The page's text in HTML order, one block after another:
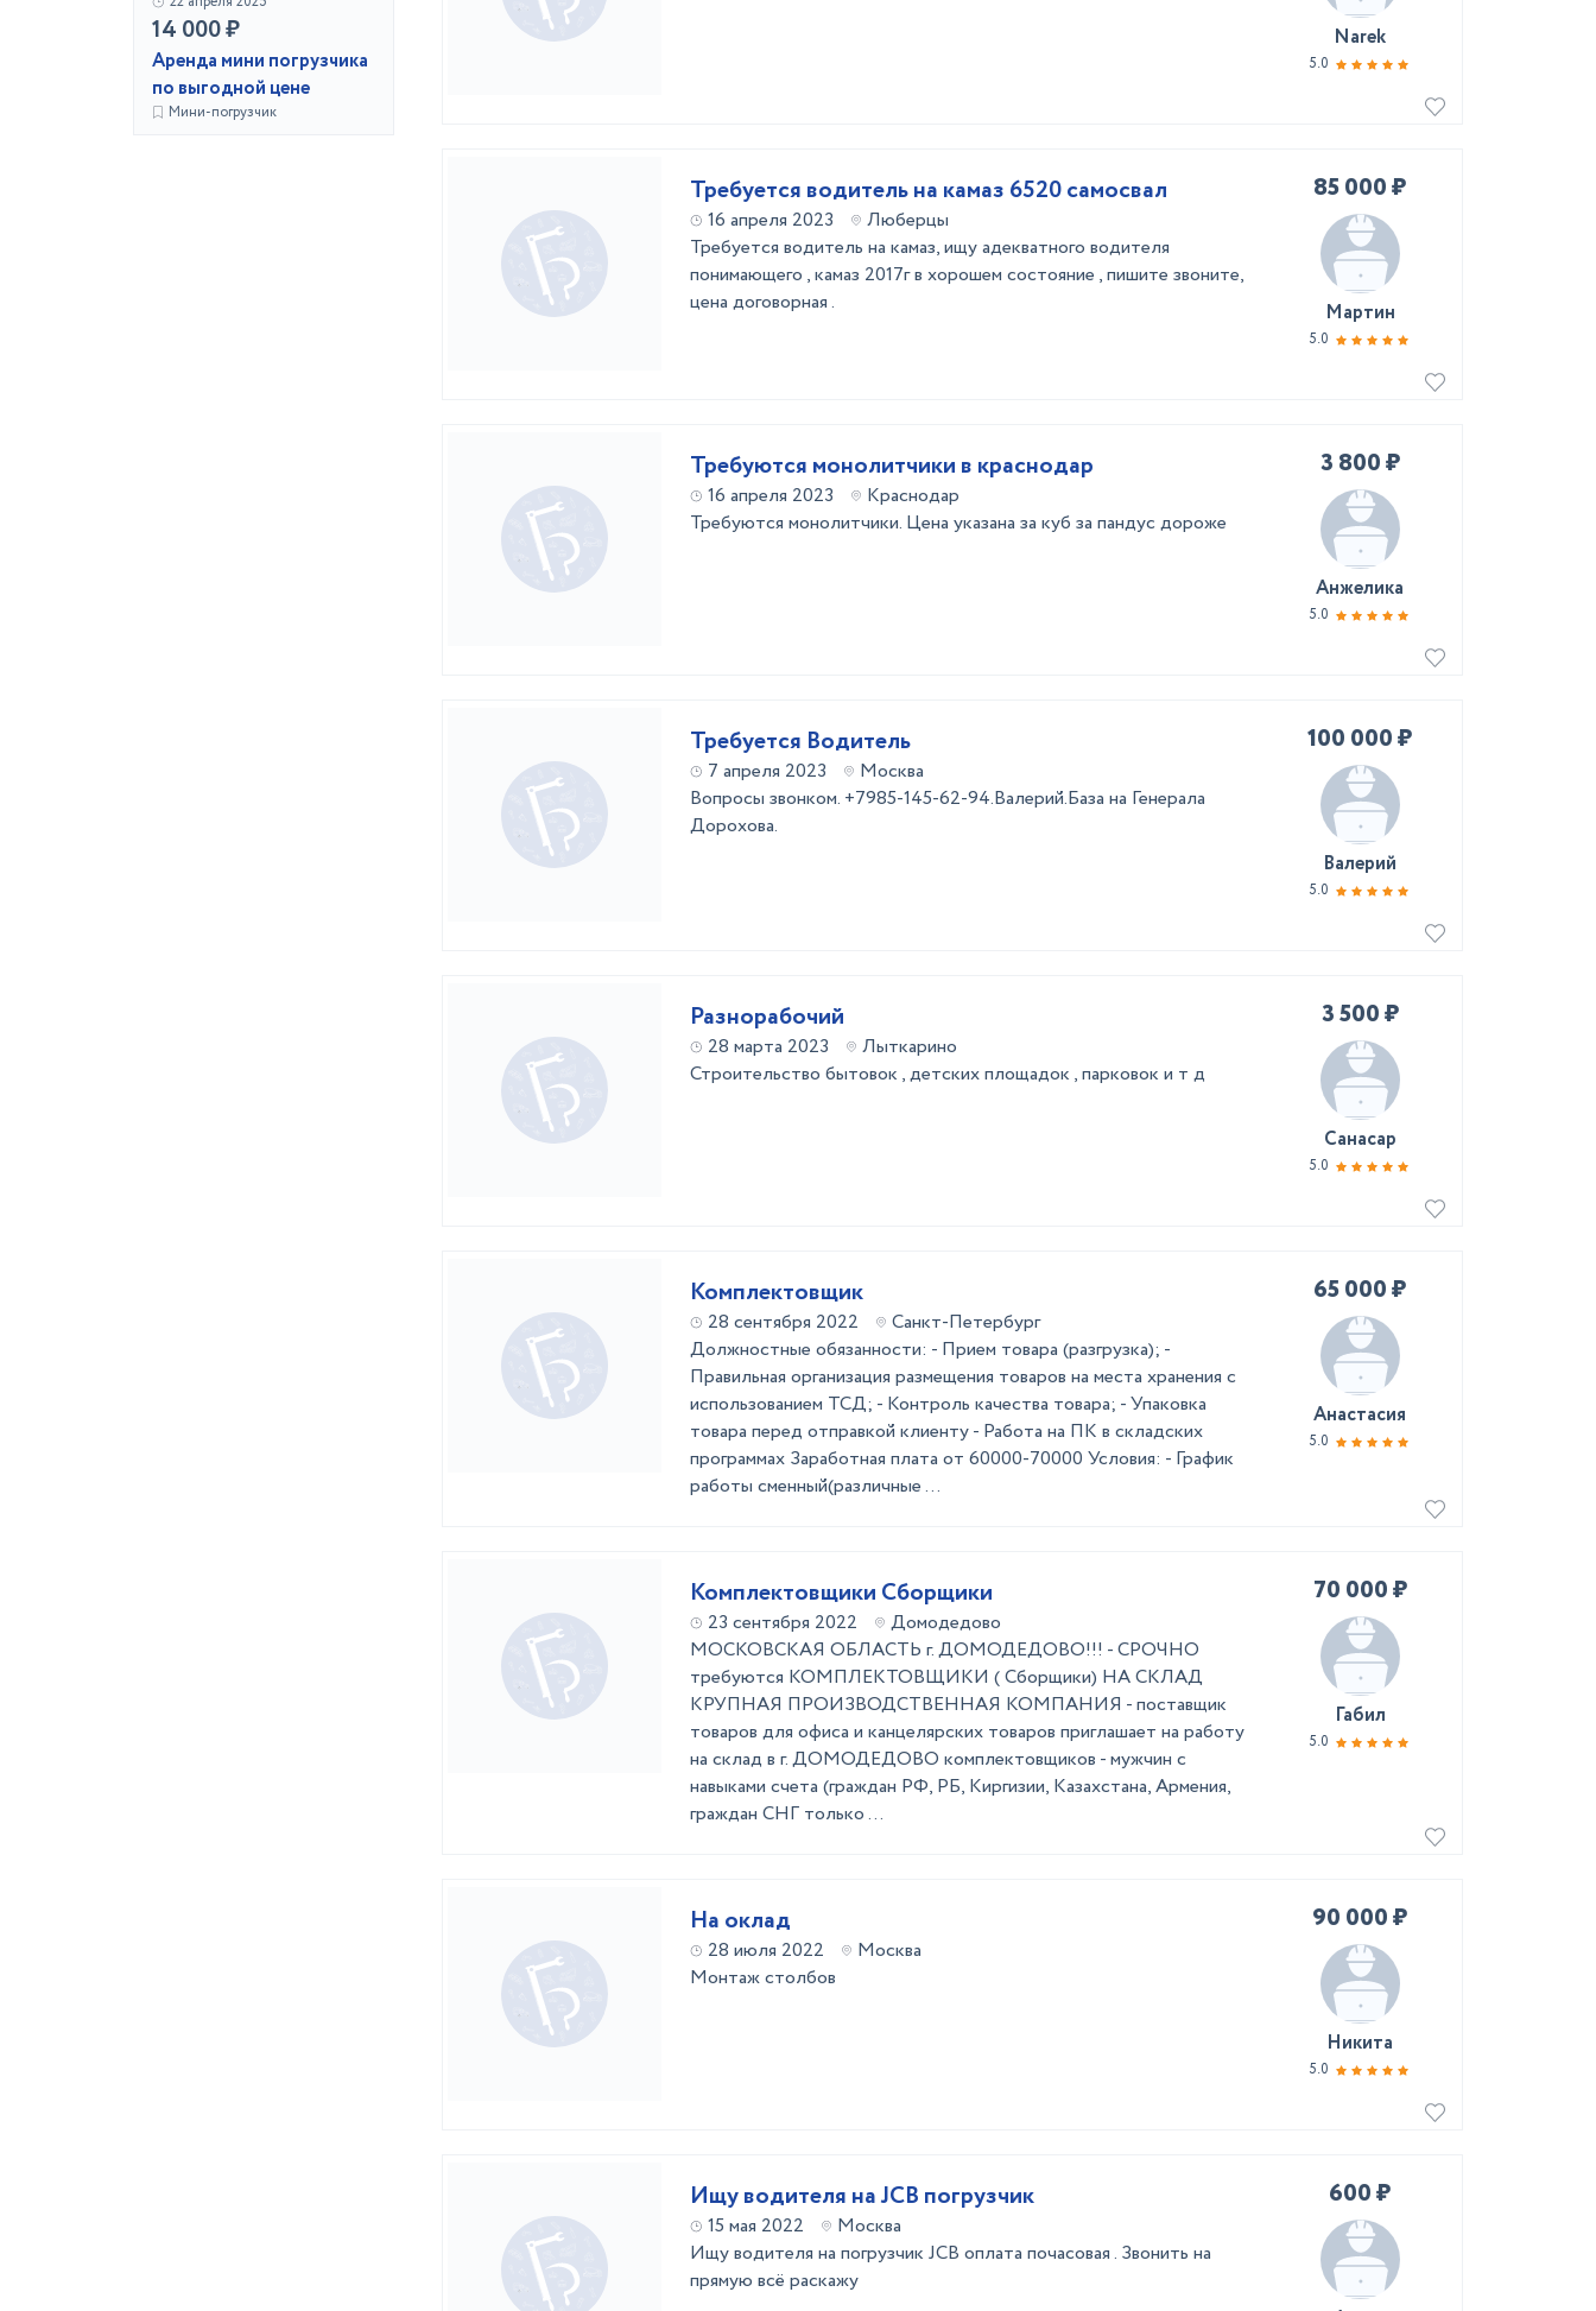
14 000 ₽
Аренда мини погрузчика
по выгодной цене
Мини-погрузчик
Narek
5.0
Требуется водитель на камаз 6520 самосвал
16 апреля 2023
Люберцы
Требуется водитель на камаз, ищу адекватного водителя
понимающего , камаз 2017г в хорошем состояние , пишите звоните,
цена договорная .
85 000 ₽
Мартин
5.0
Требуются монолитчики в краснодар
16 апреля 2023
Краснодар
Требуются монолитчики. Цена указана за куб за пандус дороже
3 800 ₽
Анжелика
5.0
Требуется Водитель
7 апреля 2023
Москва
Вопросы звонком. +7985-145-62-94.Валерий.База на Генерала
Дорохова.
100 000 ₽
Валерий
5.0
Разнорабочий
28 марта 2023
Лыткарино
Строительство бытовок , детских площадок , парковок и т д
3 500 ₽
Санасар
5.0
Комплектовщик
28 сентября 2022
Санкт-Петербург
Должностные обязанности: - Прием товара (разгрузка); -
Правильная организация размещения товаров на места хранения с
использованием ТСД; - Контроль качества товара; - Упаковка
товара перед отправкой клиенту - Работа на ПК в складских
программах Заработная плата от 60000-70000 Условия: - График
работы сменный(различные ...
65 000 ₽
Анастасия
5.0
Комплектовщики Сборщики
23 сентября 2022
Домодедово
МОСКОВСКАЯ ОБЛАСТЬ г. ДОМОДЕДОВО!!! - СРОЧНО
требуются КОМПЛЕКТОВЩИКИ ( Сборщики) НА СКЛАД
КРУПНАЯ ПРОИЗВОДСТВЕННАЯ КОМПАНИЯ - поставщик
товаров для офиса и канцелярских товаров приглашает на работу
на склад в г. ДОМОДЕДОВО комплектовщиков - мужчин с
навыками счета (граждан РФ, РБ, Киргизии, Казахстана, Армения,
граждан СНГ только ...
70 000 ₽
Габил
5.0
На оклад
28 июля 2022
Москва
Монтаж столбов
90 000 ₽
Никита
5.0
Ищу водителя на JCB погрузчик
15 мая 2022
Москва
Ищу водителя на погрузчик JCB оплата почасовая . Звонить на
прямую всё раскажу
600 ₽